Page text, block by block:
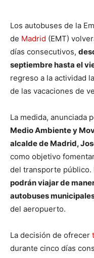
Los autobuses de la
de Madrid (EMT)
días consecutivos,
septiembre hasta el
regreso a la actividad
de las vacaciones de
La medida, anunciada
Medio Ambiente y
alcalde de Madrid,
como objetivo
del transporte público.
podrán viajar de
autobuses
del aeropuerto.
La decisión de ofrecer
durante cinco días